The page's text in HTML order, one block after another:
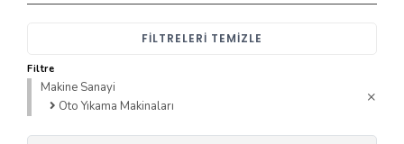
FILTRELERI TEMIZLE
Filtre
Makine Sanayi
Oto Yıkama Makinaları